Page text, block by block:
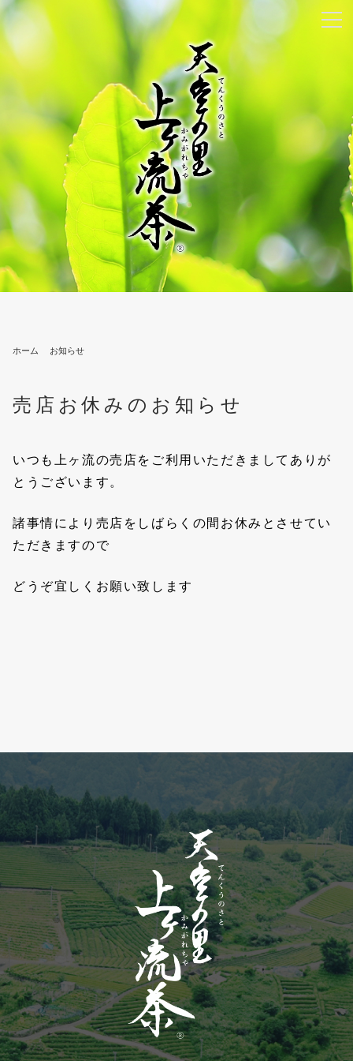
ホーム お知らせ
売店お休みのお知らせ
いつも上ヶ流の売店をご利用いただきましてありが
とうございます。
諸事情により売店をしばらくの間お休みとさせてい
ただきますので
どうぞ宜しくお願い致します